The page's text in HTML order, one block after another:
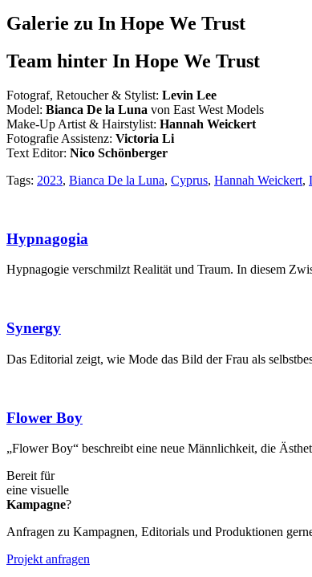
Galerie zu In Hope We Trust
Team hinter In Hope We Trust
Fotograf, Retoucher & Stylist: Levin Lee
Model: Bianca De la Luna von East West Models
Make-Up Artist & Hairstylist: Hannah Weickert
Fotografie Assistenz: Victoria Li
Text Editor: Nico Schönberger
Tags: 2023, Bianca De la Luna, Cyprus, Hannah Weickert,
Hypnagogia
Hypnagogie verschmilzt Realität und Traum. In diesem
Synergy
Das Editorial zeigt, wie Mode das Bild der Frau als
Flower Boy
„Flower Boy“ beschreibt eine neue Männlichkeit, die
Bereit für
eine visuelle
Kampagne?
Anfragen zu Kampagnen, Editorials und Produktionen
Projekt anfragen